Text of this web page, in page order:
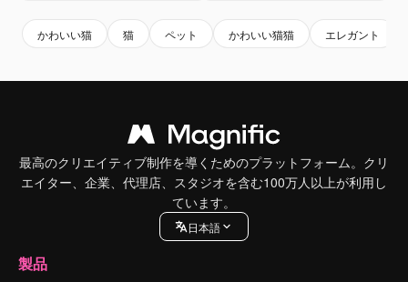
かわいい猫 猫 ペット かわいい猫猫 エレガント
最高のクリエイティブ制作を導くためのプラットフォーム。クリ
エイター、企業、代理店、スタジオを含む100万人以上が利用し
ています。
日本語
製品